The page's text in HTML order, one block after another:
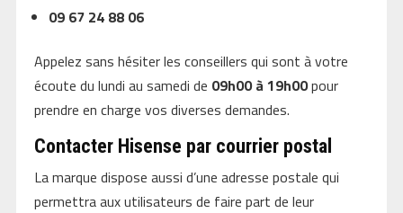
09 67 24 88 06
Appelez sans hésiter les conseillers qui sont à votre
écoute du lundi au samedi de 09h00 à 19h00pour
prendre en charge vos diverses demandes.
Contacter Hisense par courrier postal
La marque dispose aussi d’une adresse postale qui
permettra aux utilisateurs de faire part de leur